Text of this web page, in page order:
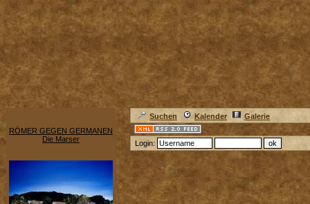
RÖMER GEGEN GERMANEN
Die Marser
Suchen Kalender Galerie
Login: